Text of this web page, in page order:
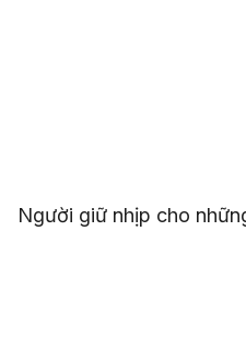
Người giữ nhịp cho